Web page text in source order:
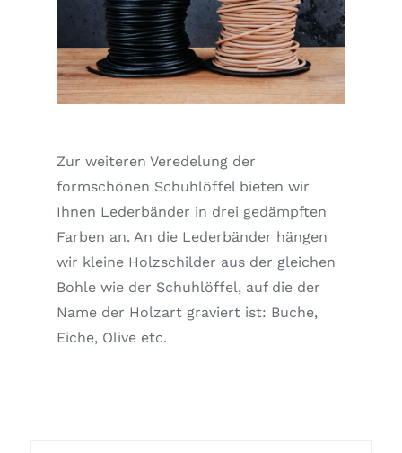
Zur weiteren Veredelung der
formschönen Schuhlöffel bieten wir
Ihnen Lederbänder in drei gedämpften
Farben an. An die Lederbänder hängen
wir kleine Holzschilder aus der gleichen
Bohle wie der Schuhlöffel, auf die der
Name der Holzart graviert ist: Buche,
Eiche, Olive etc.